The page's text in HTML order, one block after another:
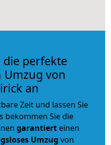
perfekte
von
an
Zeit und lassen Sie
bekommen Sie die
garantiert einen
Umzug von